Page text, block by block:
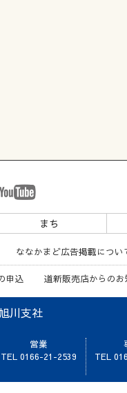
まち
ななかまど広告掲載につい
申込 道新販売店からのお
川支社
営業
TEL 0166-21-2539
TEL